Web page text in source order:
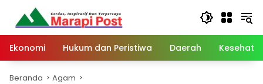
Langsung
konten
Ekonomi
Hukum dan Peristiwa Daerah
Beranda Agam